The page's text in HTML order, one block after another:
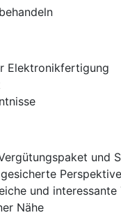
Elektronikfertigung
und
und
Nähe